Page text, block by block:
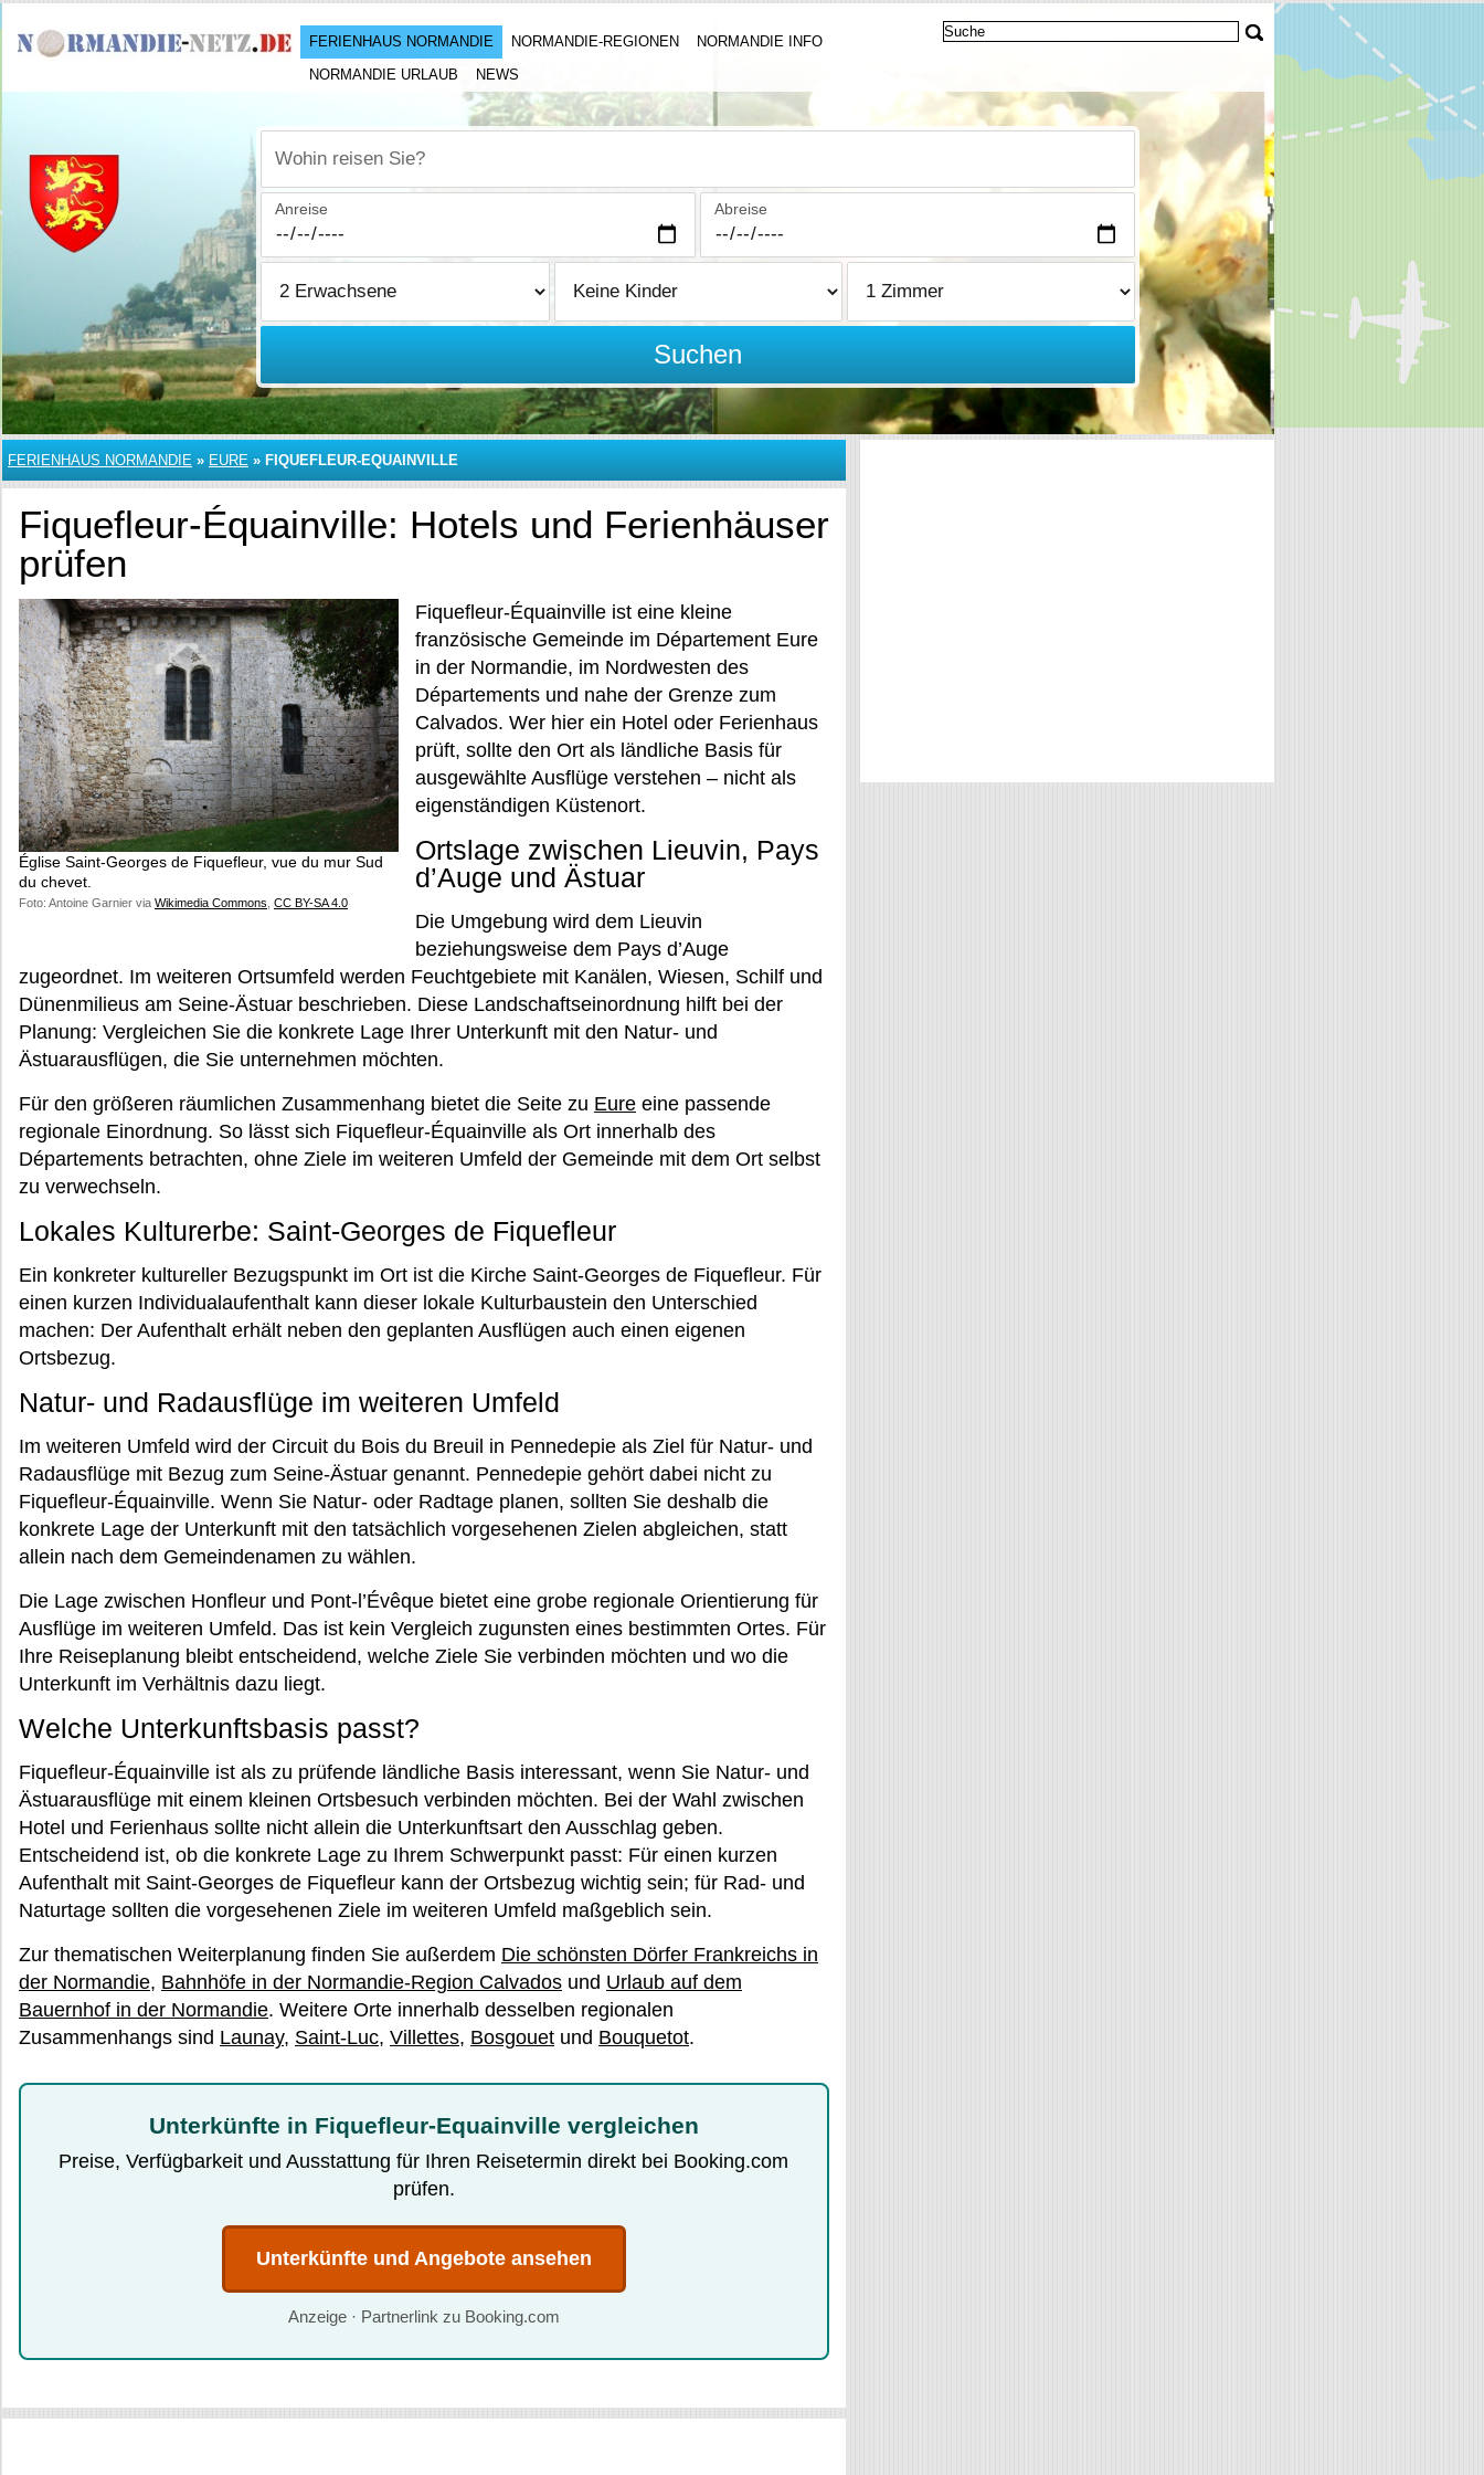
FERIENHAUS NORMANDIE NORMANDIE-REGIONEN
NORMANDIE INFO
NORMANDIE URLAUB
NEWS
Wohin reisen Sie?
Anreise Abreise
Suchen
FERIENHAUS NORMANDIE » EURE » FIQUEFLEUR-EQUAINVILLE
Fiquefleur-Équainville: Hotels und Ferienhäuser
prüfen
Église Saint-Georges de Fiquefleur, vue du mur Sud
du chevet.
Foto: Antoine Garnier via Wikimedia Commons CC BY-SA 4.0
Fiquefleur-Équainville ist eine kleine
französische Gemeinde im Département Eure
in der Normandie, im Nordwesten des
Départements und nahe der Grenze zum
Calvados. Wer hier ein Hotel oder Ferienhaus
prüft, sollte den Ort als ländliche Basis für
ausgewählte Ausflüge verstehen – nicht als
eigenständigen Küstenort.
Ortslage zwischen Lieuvin, Pays
d’Auge und Ästuar
Die Umgebung wird dem Lieuvin
beziehungsweise dem Pays d’Auge
zugeordnet. Im weiteren Ortsumfeld werden Feuchtgebiete mit Kanälen, Wiesen, Schilf und
Dünenmilieus am Seine-Ästuar beschrieben. Diese Landschaftseinordnung hilft bei der
Planung: Vergleichen Sie die konkrete Lage Ihrer Unterkunft mit den Natur- und
Ästuarausflügen, die Sie unternehmen möchten.
Für den größeren räumlichen Zusammenhang bietet die Seite zu Eure eine passende
regionale Einordnung. So lässt sich Fiquefleur-Équainville als Ort innerhalb des
Départements betrachten, ohne Ziele im weiteren Umfeld der Gemeinde mit dem Ort selbst
zu verwechseln.
Lokales Kulturerbe: Saint-Georges de Fiquefleur
Ein konkreter kultureller Bezugspunkt im Ort ist die Kirche Saint-Georges de Fiquefleur. Für
einen kurzen Individualaufenthalt kann dieser lokale Kulturbaustein den Unterschied
machen: Der Aufenthalt erhält neben den geplanten Ausflügen auch einen eigenen
Ortsbezug.
Natur- und Radausflüge im weiteren Umfeld
Im weiteren Umfeld wird der Circuit du Bois du Breuil in Pennedepie als Ziel für Natur- und
Radausflüge mit Bezug zum Seine-Ästuar genannt. Pennedepie gehört dabei nicht zu
Fiquefleur-Équainville. Wenn Sie Natur- oder Radtage planen, sollten Sie deshalb die
konkrete Lage der Unterkunft mit den tatsächlich vorgesehenen Zielen abgleichen, statt
allein nach dem Gemeindenamen zu wählen.
Die Lage zwischen Honfleur und Pont-l’Évêque bietet eine grobe regionale Orientierung für
Ausflüge im weiteren Umfeld. Das ist kein Vergleich zugunsten eines bestimmten Ortes. Für
Ihre Reiseplanung bleibt entscheidend, welche Ziele Sie verbinden möchten und wo die
Unterkunft im Verhältnis dazu liegt.
Welche Unterkunftsbasis passt?
Fiquefleur-Équainville ist als zu prüfende ländliche Basis interessant, wenn Sie Natur- und
Ästuarausflüge mit einem kleinen Ortsbesuch verbinden möchten. Bei der Wahl zwischen
Hotel und Ferienhaus sollte nicht allein die Unterkunftsart den Ausschlag geben.
Entscheidend ist, ob die konkrete Lage zu Ihrem Schwerpunkt passt: Für einen kurzen
Aufenthalt mit Saint-Georges de Fiquefleur kann der Ortsbezug wichtig sein; für Rad- und
Naturtage sollten die vorgesehenen Ziele im weiteren Umfeld maßgeblich sein.
Zur thematischen Weiterplanung finden Sie außerdem Die schönsten Dörfer Frankreichs in
der Normandie, Bahnhöfe in der Normandie-Region Calvados und Urlaub auf dem
Bauernhof in der Normandie. Weitere Orte innerhalb desselben regionalen
Zusammenhangs sind Launay, Saint-Luc, Villettes, Bosgouet und Bouquetot.
Unterkünfte in Fiquefleur-Equainville vergleichen
Preise, Verfügbarkeit und Ausstattung für Ihren Reisetermin direkt bei Booking.com
prüfen.
Unterkünfte und Angebote ansehen
Anzeige · Partnerlink zu Booking.com